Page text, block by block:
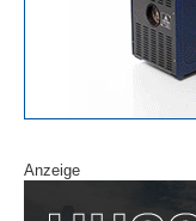
Anzeige